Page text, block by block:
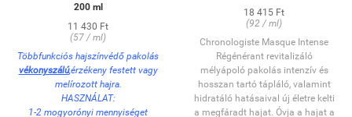
200 ml
11 430 Ft
(57 / ml)
Többfunkciós hajszínvédő pakolás
vékonyszálú,érzékeny festett vagy
melírozott hajra.
HASZNÁLAT:
1-2 mogyorónyi mennyiséget
18 415 Ft
(92 / ml)
Chronologiste Masque Intense
Régénérant revitalizáló
mélyápoló pakolás intenzív és
hosszan tartó tápláló, valamint
hidratáló hatásaival új életre kelti
a megfáradt hajat. Óvja a hajat a